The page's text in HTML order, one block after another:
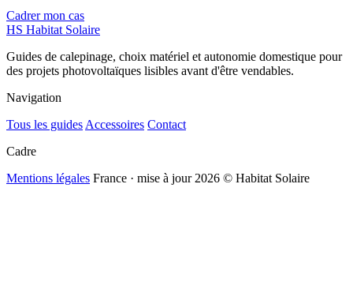
Cadrer mon cas
HS Habitat Solaire
Guides de calepinage, choix matériel et autonomie domestique pour
des projets photovoltaïques lisibles avant d'être vendables.
Navigation
Tous les guides Accessoires Contact
Cadre
Mentions légales France · mise à jour 2026 © Habitat Solaire